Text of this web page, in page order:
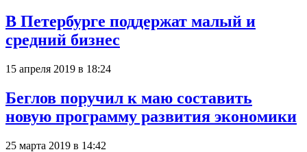
В Петербурге поддержат малый и
средний бизнес
15 апреля 2019 в 18:24
Беглов поручил к маю составить
новую программу развития экономики
25 марта 2019 в 14:42